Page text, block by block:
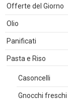
Offerte del Giorno
Olio
Panificati
Pasta e Riso
Casoncelli
Gnocchi freschi